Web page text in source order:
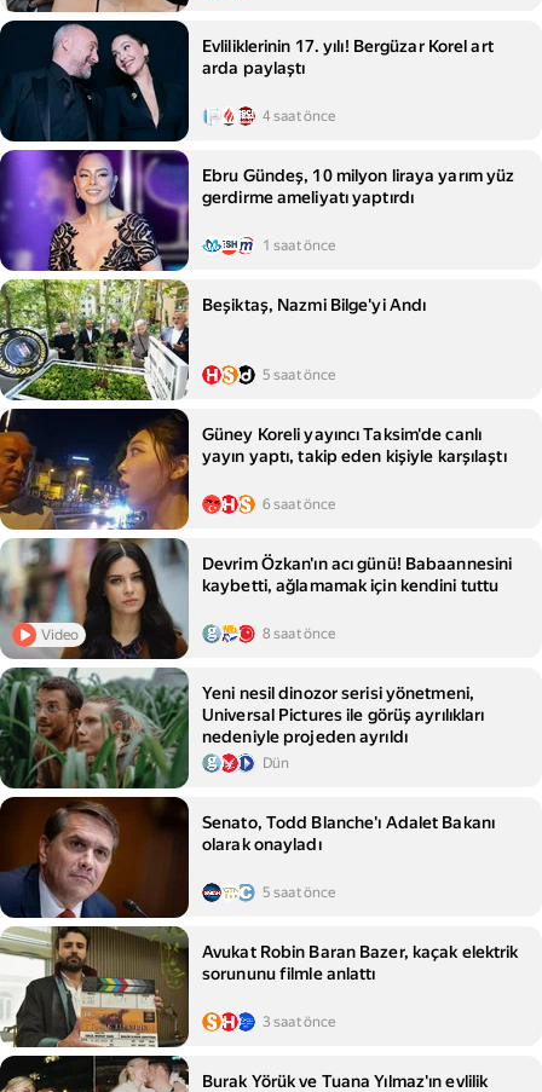
Evliliklerinin 17. yılı! Bergüzar Korel art
arda paylaştı
4 saat önce
Ebru Gündeş, 10 milyon liraya yarım yüz
gerdirme ameliyatı yaptırdı
1 saat önce
Beşiktaş, Nazmi Bilge'yi Andı
5 saat önce
Güney Koreli yayıncı Taksim'de canlı
yayın yaptı, takip eden kişiyle karşılaştı
6 saat önce
Video
Devrim Özkan'ın acı günü! Babaannesini
kaybetti, ağlamamak için kendini tuttu
8 saat önce
Yeni nesil dinozor serisi yönetmeni,
Universal Pictures ile görüş ayrılıkları
nedeniyle projeden ayrıldı
Dün
Senato, Todd Blanche'ı Adalet Bakanı
olarak onayladı
5 saat önce
Avukat Robin Baran Bazer, kaçak elektrik
sorununu filmle anlattı
3 saat önce
Burak Yörük ve Tuana Yılmaz'ın evlilik